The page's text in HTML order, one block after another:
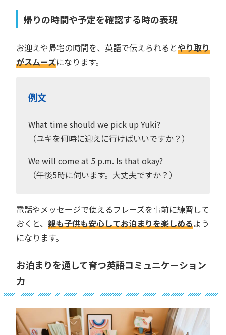
帰りの時間や予定を確認する時の表現
お迎えや帰宅の時間を、英語で伝えられるとやり取り
がスムーズになります。
例文
What time should we pick up Yuki?
（ユキを何時に迎えに行けばいいですか？）
We will come at 5 p.m. Is that okay?
（午後5時に伺います。大丈夫ですか？）
電話やメッセージで使えるフレーズを事前に練習して
おくと、 親も子供も安心してお泊まりを楽しめるよう
になります。
お泊まりを通して育つ英語コミュニケーション
力